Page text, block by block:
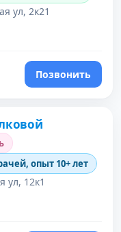
ул, 2к21
Позвонить
опыт 10+ лет
ул, 12к1